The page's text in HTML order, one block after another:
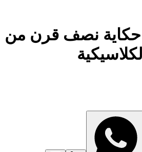
حكاية نصف قرن من